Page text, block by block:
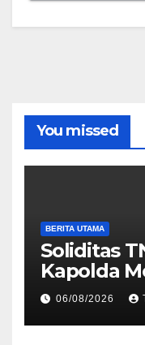
You missed
BERITA UTAMA
Soliditas
Kapolda
Pangdam
06/08/2026